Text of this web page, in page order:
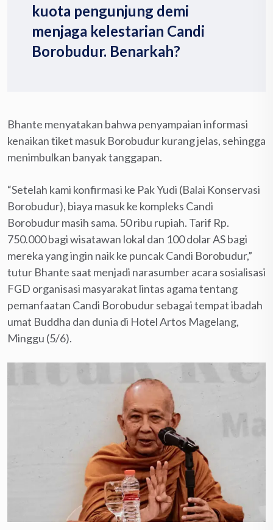
kuota pengunjung demi
menjaga kelestarian Candi
Borobudur. Benarkah?
Bhante menyatakan bahwa penyampaian informasi
kenaikan tiket masuk Borobudur kurang jelas, sehingga
menimbulkan banyak tanggapan.
“Setelah kami konfirmasi ke Pak Yudi (Balai Konservasi
Borobudur), biaya masuk ke kompleks Candi
Borobudur masih sama. 50 ribu rupiah. Tarif Rp.
750.000 bagi wisatawan lokal dan 100 dolar AS bagi
mereka yang ingin naik ke puncak Candi Borobudur,”
tutur Bhante saat menjadi narasumber acara sosialisasi
FGD organisasi masyarakat lintas agama tentang
pemanfaatan Candi Borobudur sebagai tempat ibadah
umat Buddha dan dunia di Hotel Artos Magelang,
Minggu (5/6).